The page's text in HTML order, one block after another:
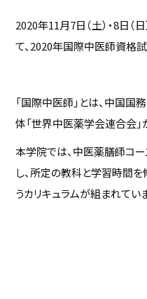
2020年11月7日（土）・8日（
て、2020年国際中医師資格
「国際中医師」とは、中国
体「世界中医薬学会連合会」
本学院では、中医薬膳師コ
し、所定の教科と学習時間
うカリキュラムが組まれてい